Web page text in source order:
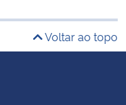
Voltar ao topo